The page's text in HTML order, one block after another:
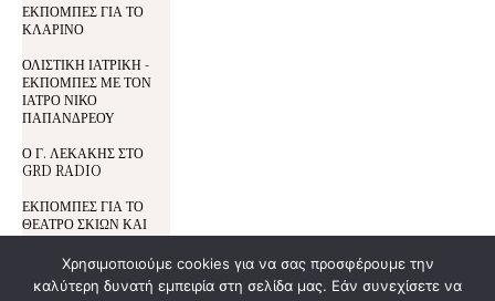
ΕΚΠΟΜΠΕΣ ΓΙΑ ΤΟ
ΚΛΑΡΙΝΟ
ΟΛΙΣΤΙΚΗ ΙΑΤΡΙΚΗ -
ΕΚΠΟΜΠΕΣ ΜΕ ΤΟΝ
ΙΑΤΡΟ ΝΙΚΟ
ΠΑΠΑΝΔΡΕΟΥ
Ο Γ. ΛΕΚΑΚΗΣ ΣΤΟ
GRD RADIO
ΕΚΠΟΜΠΕΣ ΓΙΑ ΤΟ
ΘΕΑΤΡΟ ΣΚΙΩΝ ΚΑΙ
ΤΟΝ ΚΑΡΑΓΚΙΟΖΗ
Χρησιμοποιούμε cookies για να σας προσφέρουμε την
καλύτερη δυνατή εμπειρία στη σελίδα μας. Εάν συνεχίσετε να